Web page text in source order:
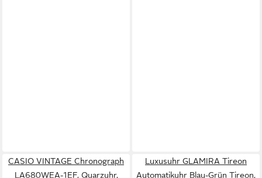
CASIO VINTAGE Chronograph
LA680WEA-1EF, Quarzuhr,
Luxusuhr GLAMIRA Tireon
Automatikuhr Blau-Grün Tireon,